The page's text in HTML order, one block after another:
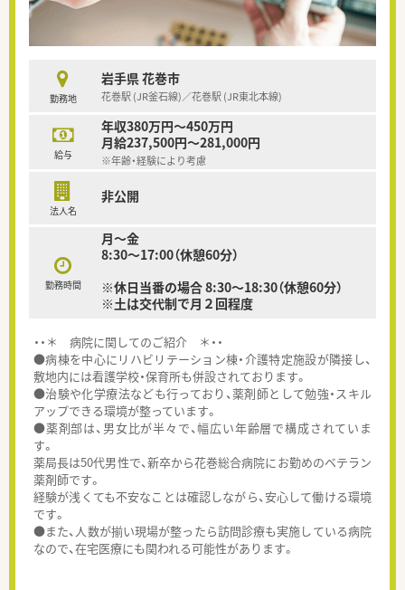
勤務地
岩手県 花巻市
花巻駅 (JR釜石線)／花巻駅 (JR東北本線)
給与
年収380万円～450万円
月給237,500円～281,000円
※年齢・経験により考慮
法人名
非公開
勤務時間
月～金
8:30～17:00（休憩60分）
※休日当番の場合 8:30～18:30（休憩60分）
※土は交代制で月２回程度
・・＊ 病院に関してのご紹介 ＊・・
●病棟を中心にリハビリテーション棟・介護特定施設が隣接し、
敷地内には看護学校・保育所も併設されております。
●治験や化学療法なども行っており、薬剤師として勉強・スキル
アップできる環境が整っています。
●薬剤部は、男女比が半々で、幅広い年齢層で構成されていま
す。
薬局長は50代男性で、新卒から花巻総合病院にお勤めのベテラン
薬剤師です。
経験が浅くても不安なことは確認しながら、安心して働ける環境
です。
●また、人数が揃い現場が整ったら訪問診療も実施している病院
なので、在宅医療にも関われる可能性があります。